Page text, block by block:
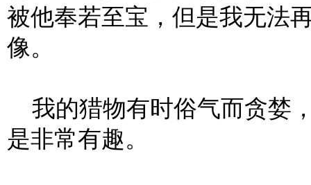
被他奉若至宝，但是我无法
像。
我的猎物有时俗气而贪婪
是非常有趣。